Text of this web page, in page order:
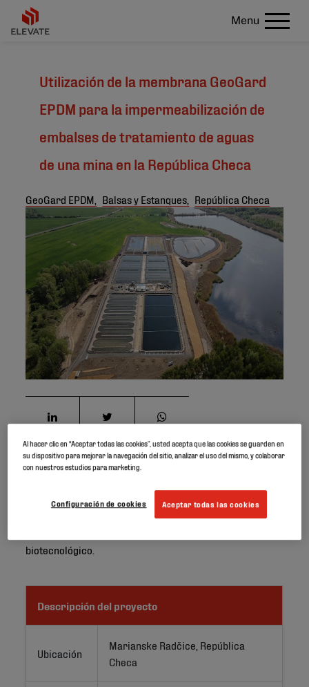
Menu
Utilización de la membrana GeoGard
EPDM para la impermeabilización de
embalses de tratamiento de aguas
de una mina en la República Checa
GeoGard EPDM, Balsas y Estanques, República Checa
Checa tiene una composición química que impide su
vertido directo en el lago contiguo. Por lo tanto, el agua
biotecnológico.
Descripción del proyecto
Ubicación
Marianske Radčice, República
Checa
Al hacer clic en “Aceptar todas las cookies”, usted acepta que las cookies se guarden en
su dispositivo para mejorar la navegación del sitio, analizar el uso del mismo, y colaborar
con nuestros estudios para marketing.
Aceptar todas las cookies
Configuración de cookies